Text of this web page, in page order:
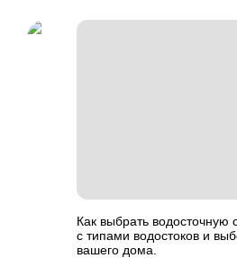
Как выбрать водосточную
с типами водостоков и
вашего дома.